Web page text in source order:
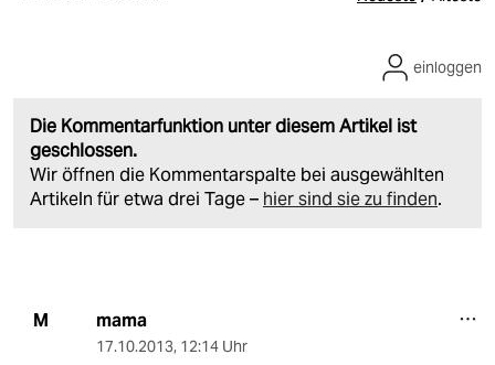
Die Kommentarfunktion unter diesem Artikel ist
geschlossen.
Wir öffnen die Kommentarspalte bei ausgewählten
Artikeln für etwa drei Tage – hier sind sie zu finden.
einloggen
M mama
17.10.2013, 12:14 Uhr